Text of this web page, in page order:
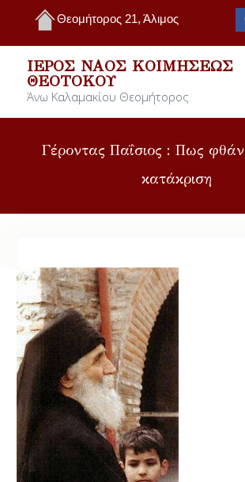
Θεομήτορος 21, Άλιμος
ΙΕΡΌΣ ΝΑΌΣ ΚΟΙΜΉΣΕΩΣ
ΘΕΟΤΌΚΟΥ
Άνω Καλαμακίου Θεομήτορος
Γέροντας Παΐσιος : Πως
κατάκριση